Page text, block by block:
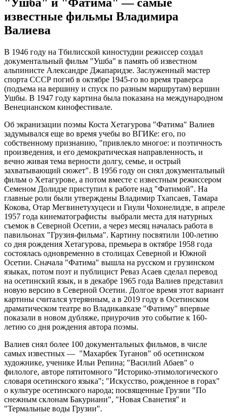
известные фильмы Владимира
Валиева
В 1946 году на Тбилисской киностудии режиссер создал
документальный фильм "Ушба" в память об известном
альпинисте Александре Джапаридзе. Заслуженный мастер
спорта СССР погиб в октябре 1945-го во время траверса
(подъема на вершину и спуск по разным маршрутам) вершин
Ушбы. В 1947 году картина была показана на международном
Венецианском кинофестивале.
Об экранизации поэмы Коста Хетагурова "Фатима" Валиев
задумывался еще во время учебы во ВГИКе: его, по
собственному признанию, "привлекло многое: и поэтичность
произведения, и его демократическая направленность, и
вечно живая тема верности долгу, семье, и острый
захватывающий сюжет". В 1956 году он снял документальный
фильм о Хетагурове, а потом вместе с известным режиссером
Семеном Долидзе приступил к работе над "Фатимой". На
главные роли были утверждены Владимир Тхапсаев, Тамара
Кокова, Отар Мегвинетухуцеси и Гиули Чохонелидзе, в апреле
1957 года кинематографисты выбрали места для натурных
съемок в Северной Осетии, а через месяц началась работа в
павильонах "Грузия-фильма". Картину посвятили 100-летию
со дня рождения Хетагурова, премьера в октябре 1958 года
состоялась одновременно в столицах Северной и Южной
Осетии. Сначала "Фатима" вышла на русском и грузинском
языках, потом поэт и публицист Реваз Асаев сделал перевод
на осетинский язык, и в декабре 1965 года Валиев представил
новую версию в Северной Осетии. Долгое время этот вариант
картины считался утерянным, а в 2019 году в Осетинском
драматическом театре во Владикавказе "Фатиму" впервые
показали в новом дубляже, приурочив это событие к 160-
летию со дня рождения автора поэмы.
Валиев снял более 100 документальных фильмов, в числе
самых известных — "Махарбек Туганов" об осетинском
художнике, ученике Ильи Репина; "Василий Абаев" о
филологе, авторе пятитомного "Историко-этимологического
словаря осетинского языка"; "Искусство, рожденное в горах"
о культуре осетинского народа; посвященные Грузии "По
снежным склонам Бакуриани", "Новая Сванетия" и
"Термальные воды Грузии".